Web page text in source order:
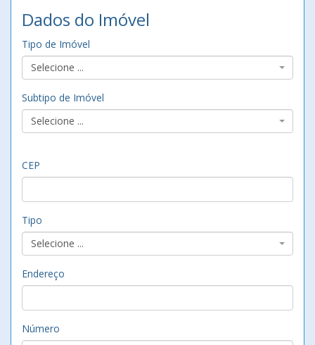
Dados do Imóvel
Tipo de Imóvel
Selecione ...
Subtipo de Imóvel
Selecione ...
CEP
Tipo
Selecione ...
Endereço
Número